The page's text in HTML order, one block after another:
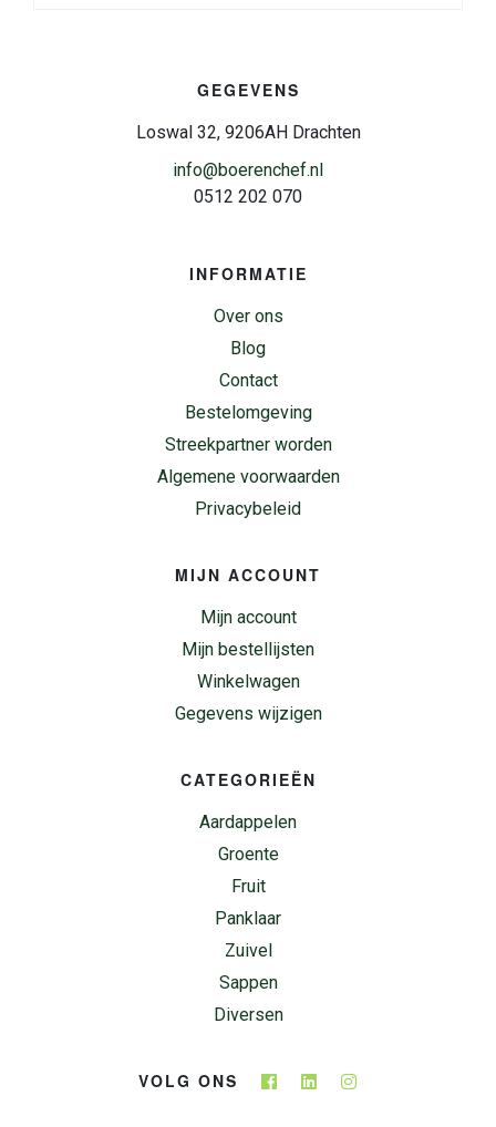
GEGEVENS
Loswal 32, 9206AH Drachten
info@boerenchef.nl
0512 202 070
INFORMATIE
Over ons
Blog
Contact
Bestelomgeving
Streekpartner worden
Algemene voorwaarden
Privacybeleid
MIJN ACCOUNT
Mijn account
Mijn bestellijsten
Winkelwagen
Gegevens wijzigen
CATEGORIEËN
Aardappelen
Groente
Fruit
Panklaar
Zuivel
Sappen
Diversen
VOLG ONS